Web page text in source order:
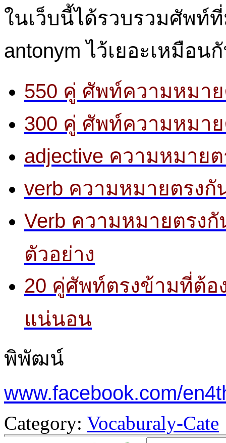
ในเว็บนี้ได้รวบรวมศัพท์
antonymไว้เยอะเหมือน
550 คู่ ศัพท์ความหมา
300 คู่ ศัพท์ความหมา
adjective ความหมาย
verb ความหมายตรงกั
Verb ความหมายตรง
ตัวอย่าง
20 คู่ศัพท์ตรงข้ามที่ต้อ
แน่นอน
พิพัฒน์
www.facebook.com/
Category: Vocaburaly-Cate